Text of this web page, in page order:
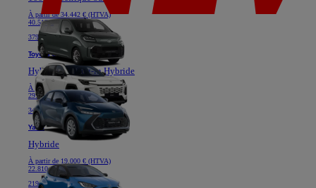
À partir de34.442 € (HTVA)
40.517 €
379 € /mois (HTVA) *
Toyota C-HR
Hybride ou Plug-in Hybride
À partir de
24.777 € (HTVA)
29.736 €
349 € /mois (HTVA) *
Yaris
Hybride
À partir de 19.000 € (HTVA)
22.810 €
219 € /mois (HTVA) *